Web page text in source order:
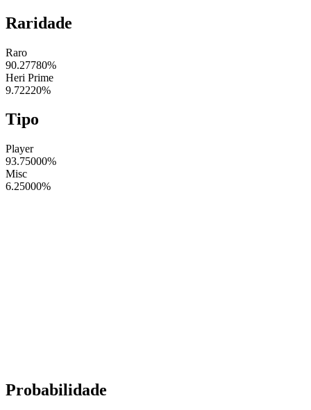
Raridade
Raro
90.27780%
Heri Prime
9.72220%
Tipo
Player
93.75000%
Misc
6.25000%
Probabilidade